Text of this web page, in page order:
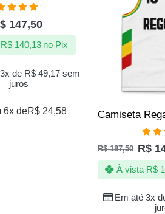
de 5
147,50
de R$ 49,17 sem
juros
R$140,13 no Pix
6x deR$ 24,58
5.00
R$187,50 R$
Em até 3x
À vista R$